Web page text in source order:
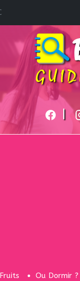
|
Ou Dormir ?